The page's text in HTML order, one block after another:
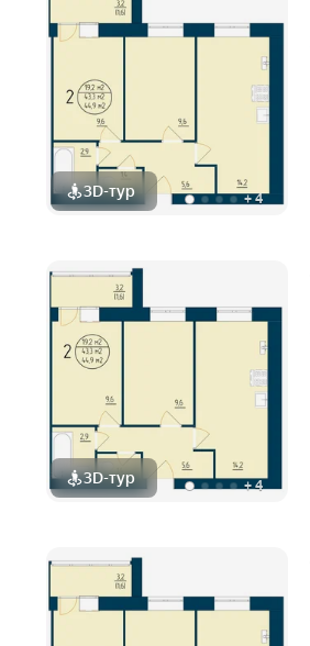
3D-тур +4
3D-тур +4